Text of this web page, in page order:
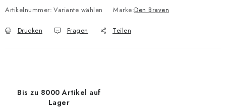
Artikelnummer: Variante wählen Marke:Den Braven
Drucken Fragen Teilen
Bis zu 8000 Artikel auf
Lager